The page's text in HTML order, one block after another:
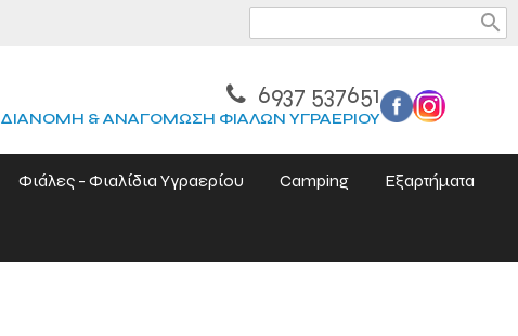
search
6937 537651
ΔΙΑΝΟΜΗ & ΑΝΑΓΟΜΩΣΗ ΦΙΑΛΩΝ ΥΓΡΑΕΡΙΟΥ
Φιάλες - Φιαλίδια Υγραερίου Camping Εξαρτήματα